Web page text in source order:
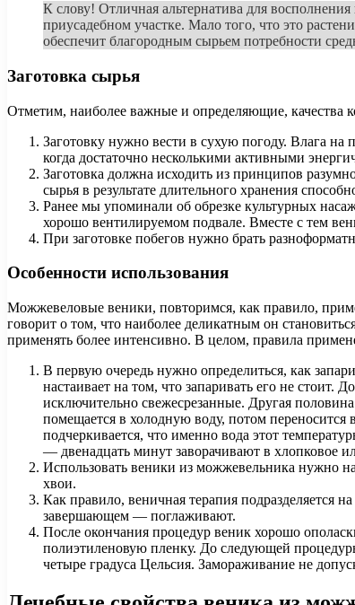
К слову! Отличная альтернатива для
приусадебном участке. Мало того, что это
обеспечит благородным сырьем потребности
Заготовка сырья
Отметим, наиболее важные и определяющие, качества
Заготовку нужно вести в сухую погоду. Влага на
когда достаточно несколькими активными
Заготовка должна исходить из принципов
сырья в результате длительного хранения
Ранее мы упоминали об обрезке культурных
хорошо вентилируемом подвале. Вместе с тем
При заготовке побегов нужно брать
Особенности использования
Можжевеловые веники, повторимся, как правило,
говорит о том, что наиболее деликатным он
применять более интенсивно. В целом, правила
В первую очередь нужно определиться, как
настаивает на том, что запаривать его не стоит.
исключительно свежесрезанные. Другая
помещается в холодную воду, потом переносится
подчеркивается, что именно вода этот
— двенадцать минут заворачивают в хлопковое
Использовать веники из можжевельника нужно
хвои.
Как правило, веничная терапия подразделяется
завершающем — поглаживают.
После окончания процедур веник хорошо
полиэтиленовую пленку. До следующей
четыре градуса Цельсия. Замораживание не